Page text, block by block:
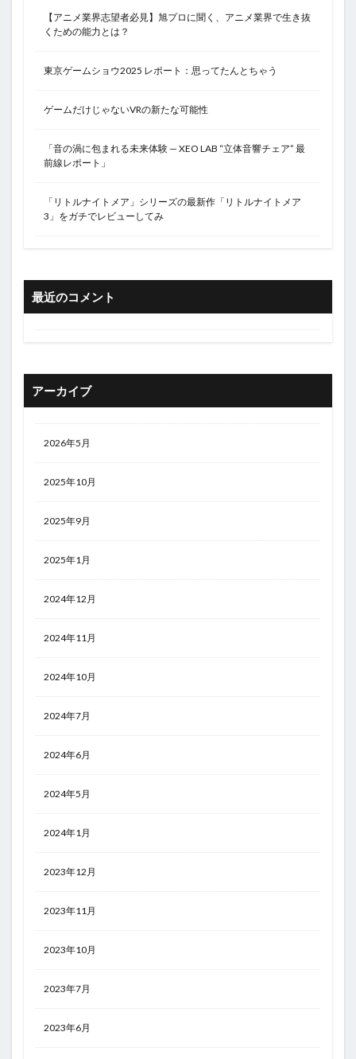
【アニメ業界志望者必見】旭プロに聞く、アニメ業界で生き抜
くための能力とは？
東京ゲームショウ2025 レポート：思ってたんとちゃう
ゲームだけじゃないVRの新たな可能性
「音の渦に包まれる未来体験 — XEO LAB “立体音響チェア” 最
前線レポート」
「リトルナイトメア」シリーズの最新作「リトルナイトメア
3」をガチでレビューしてみ
最近のコメント
アーカイブ
2026年5月
2025年10月
2025年9月
2025年1月
2024年12月
2024年11月
2024年10月
2024年7月
2024年6月
2024年5月
2024年1月
2023年12月
2023年11月
2023年10月
2023年7月
2023年6月